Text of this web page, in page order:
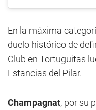
En la máxima
duelo histórico de
Club en Tortuguitas
Estancias del Pilar.
Champagnat, por su